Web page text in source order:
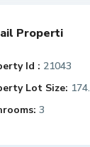
Properti
Id : 21043
Lot Size:
3